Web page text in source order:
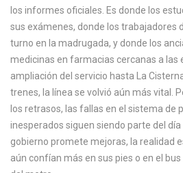
los informes oficiales. Es donde los
sus exámenes, donde los trabajadores
turno en la madrugada, y donde los
medicinas en farmacias cercanas a las
ampliación del servicio hasta La
trenes, la línea se volvió aún más vital.
los retrasos, las fallas en el sistema de
inesperados siguen siendo parte del día
gobierno promete mejoras, la realidad
aún confían más en sus pies o en el